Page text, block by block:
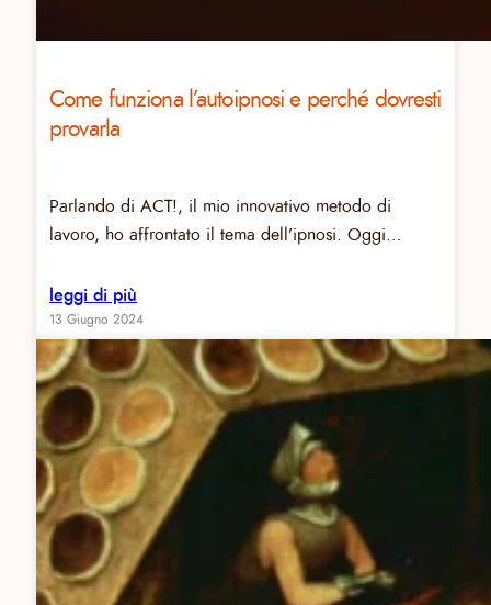
Come funziona l’autoipnosi e perché dovresti
provarla
Parlando di ACT!, il mio innovativo metodo di
lavoro, ho affrontato il tema dell’ipnosi. Oggi…
leggi di più
13 Giugno 2024